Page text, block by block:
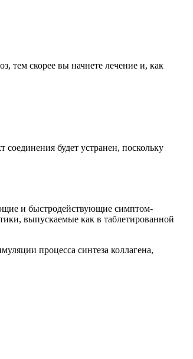
тем скорее вы начнете лечение и, как
будет устранен, поскольку
и быстродействующие симптом-
выпускаемые как в таблетированной
процесса синтеза коллагена,